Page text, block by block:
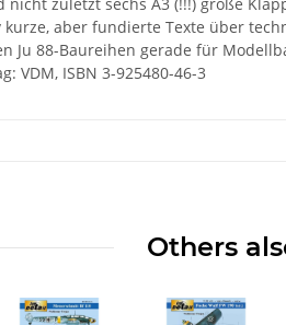
aber fundierte Texte über
Ju 88-Baureihen gerade für
VDM, ISBN 3-925480-46-3
Others